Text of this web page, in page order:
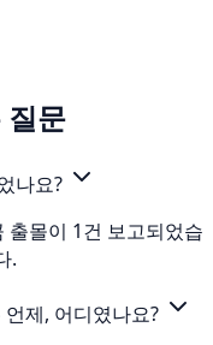
질문
나요?
몰이 1건 보고되었습
.
제, 어디였나요?